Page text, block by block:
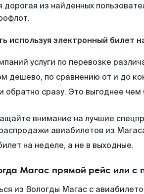
дорогая из найденных
используя электронный билет
услуги по перевозке
дешево, по сравнению от и до
обратно сразу. Это выгоднее
внимание на лучшие
авиабилетов из
на неделе, а не в выходные.
Магас прямой рейс или с
из Вологды Магас с